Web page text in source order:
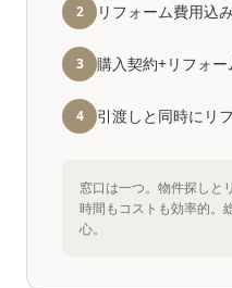
2 リフォーム費用込
3 購入契約+リフォ
4 引渡しと同時にリ
窓口は一つ。物件探しと
時間もコストも効率的。
心。